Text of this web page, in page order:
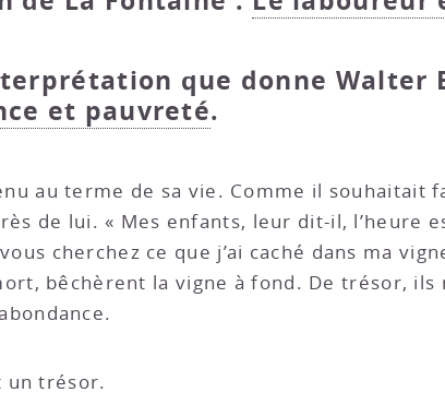
que donne Walter
et pauvreté.
au terme de sa vie. Comme il souhaitait
de lui. « Mes enfants, leur dit-il, l’heure
cherchez ce que j’ai caché dans ma
bêchèrent la vigne à fond. De trésor,
un trésor.